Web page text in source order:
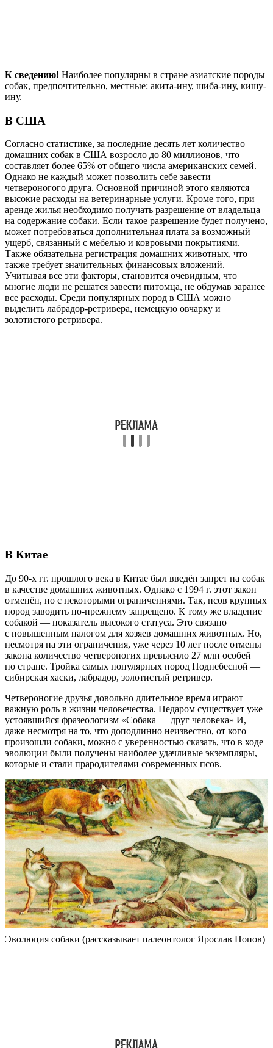
К сведению! Наиболее популярны в стране азиатские породы
собак, предпочтительно, местные: акита-ину, шиба-ину, кишу-
ину.
В США
Согласно статистике, за последние десять лет количество
домашних собак в США возросло до 80 миллионов, что
составляет более 65% от общего числа американских семей.
Однако не каждый может позволить себе завести
четвероногого друга. Основной причиной этого являются
высокие расходы на ветеринарные услуги. Кроме того, при
аренде жилья необходимо получать разрешение от владельца
на содержание собаки. Если такое разрешение будет получено,
может потребоваться дополнительная плата за возможный
ущерб, связанный с мебелью и ковровыми покрытиями.
Также обязательна регистрация домашних животных, что
также требует значительных финансовых вложений.
Учитывая все эти факторы, становится очевидным, что
многие люди не решатся завести питомца, не обдумав заранее
все расходы. Среди популярных пород в США можно
выделить лабрадор-ретривера, немецкую овчарку и
золотистого ретривера.
В Китае
До 90-х гг. прошлого века в Китае был введён запрет на собак
в качестве домашних животных. Однако с 1994 г. этот закон
отменён, но с некоторыми ограничениями. Так, псов крупных
пород заводить по-прежнему запрещено. К тому же владение
собакой — показатель высокого статуса. Это связано
с повышенным налогом для хозяев домашних животных. Но,
несмотря на эти ограничения, уже через 10 лет после отмены
закона количество четвероногих превысило 27 млн особей
по стране. Тройка самых популярных пород Поднебесной —
сибирская хаски, лабрадор, золотистый ретривер.
Четвероногие друзья довольно длительное время играют
важную роль в жизни человечества. Недаром существует уже
устоявшийся фразеологизм «Собака — друг человека» И,
даже несмотря на то, что доподлинно неизвестно, от кого
произошли собаки, можно с уверенностью сказать, что в ходе
эволюции были получены наиболее удачливые экземпляры,
которые и стали прародителями современных псов.
Эволюция собаки (рассказывает палеонтолог Ярослав Попов)